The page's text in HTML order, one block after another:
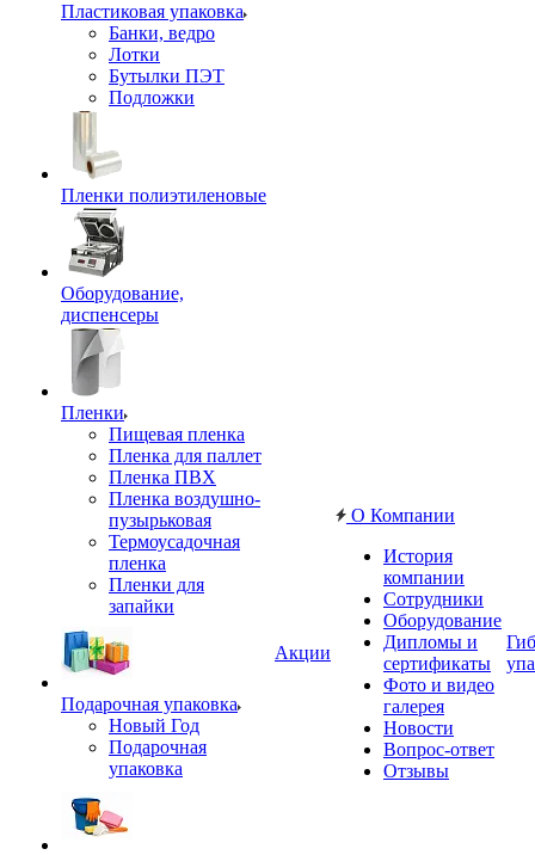
Пластиковая упаковка
Банки, ведро
Лотки
Бутылки ПЭТ
Подложки
Пленки полиэтиленовые
Оборудование,
диспенсеры
Пленки
Пищевая пленка
Пленка для паллет
Пленка ПВХ
Пленка воздушно-
пузырьковая
Термоусадочная
пленка
Пленки для
запайки
Подарочная упаковка
Новый Год
Подарочная
упаковка
Акции
О Компании
История
компании
Сотрудники
Оборудование
Дипломы и
сертификаты
Фото и видео
галерея
Новости
Вопрос-ответ
Отзывы